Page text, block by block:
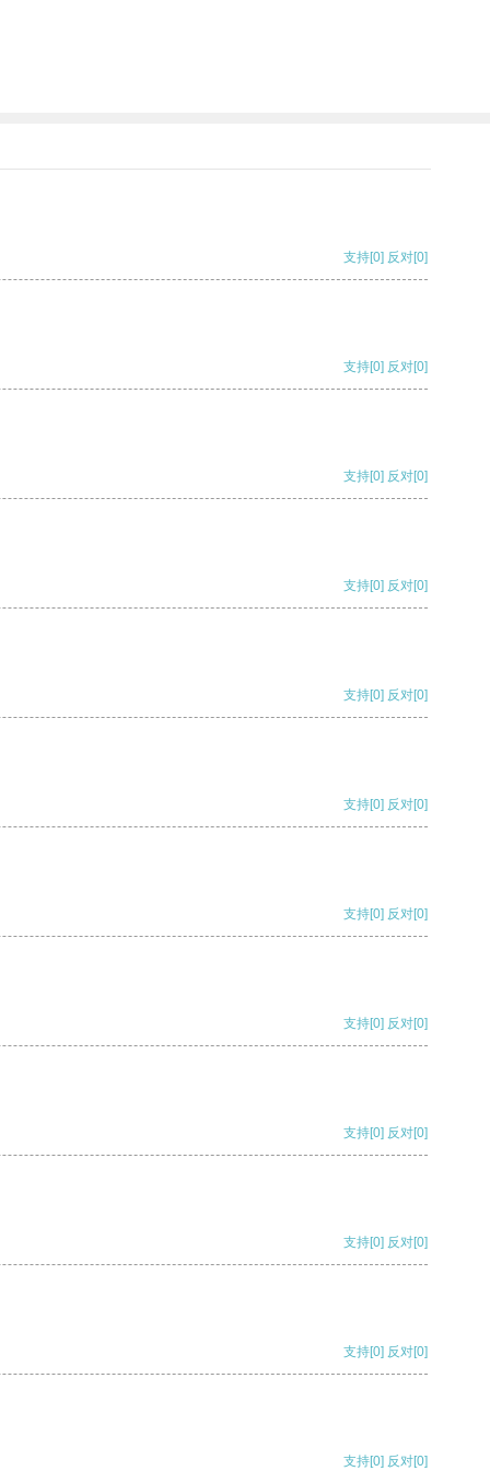
支持[0] 反对[0]
支持[0] 反对[0]
支持[0] 反对[0]
支持[0] 反对[0]
支持[0] 反对[0]
支持[0] 反对[0]
支持[0] 反对[0]
支持[0] 反对[0]
支持[0] 反对[0]
支持[0] 反对[0]
支持[0] 反对[0]
支持[0] 反对[0]